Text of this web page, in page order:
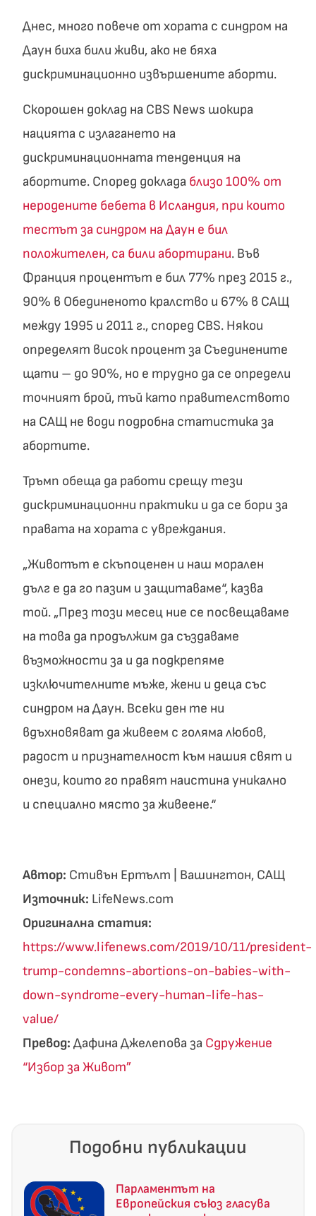
Днес, много повече от хората с синдром на
Даун биха били живи, ако не бяха
дискриминационно извършените аборти.
Скорошен доклад на CBS News шокира
нацията с излагането на
дискриминационната тенденция на
абортите. Според доклада близо 100% от
неродените бебета в Исландия, при които
тестът за синдром на Даун е бил
положителен, са били абортирани. Във
Франция процентът е бил 77% през 2015 г.,
90% в Обединеното кралство и 67% в САЩ
между 1995 и 2011 г., според CBS. Някои
определят висок процент за Съединените
щати – до 90%, но е трудно да се определи
точният брой, тъй като правителството
на САЩ не води подробна статистика за
абортите.
Тръмп обеща да работи срещу тези
дискриминационни практики и да се бори за
правата на хората с увреждания.
„Животът е скъпоценен и наш морален
дълг е да го пазим и защитаваме“, казва
той. „През този месец ние се посвещаваме
на това да продължим да създаваме
възможности за и да подкрепяме
изключителните мъже, жени и деца със
синдром на Даун. Всеки ден те ни
вдъхновяват да живеем с голяма любов,
радост и признателност към нашия свят и
онези, които го правят наистина уникално
и специално място за живеене.“
Автор: Стивън Ертълт | Вашингтон, САЩ
Източник: LifeNews.com
Оригинална статия:
https://www.lifenews.com/2019/10/11/president-
trump-condemns-abortions-on-babies-with-
down-syndrome-every-human-life-has-
value/
Превод: Дафина Джелепова за Сдружение
“Избор за Живот”
Подобни публикации
Парламентът на
Европейския съюз гласува